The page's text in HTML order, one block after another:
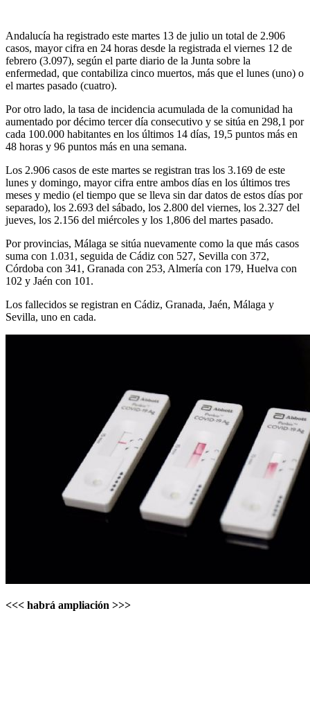
Andalucía ha registrado este martes 13 de julio un total de 2.906
casos, mayor cifra en 24 horas desde la registrada el viernes 12 de
febrero (3.097), según el parte diario de la Junta sobre la
enfermedad, que contabiliza cinco muertos, más que el lunes (uno) o
el martes pasado (cuatro).
Por otro lado, la tasa de incidencia acumulada de la comunidad ha
aumentado por décimo tercer día consecutivo y se sitúa en 298,1 por
cada 100.000 habitantes en los últimos 14 días, 19,5 puntos más en
48 horas y 96 puntos más en una semana.
Los 2.906 casos de este martes se registran tras los 3.169 de este
lunes y domingo, mayor cifra entre ambos días en los últimos tres
meses y medio (el tiempo que se lleva sin dar datos de estos días por
separado), los 2.693 del sábado, los 2.800 del viernes, los 2.327 del
jueves, los 2.156 del miércoles y los 1,806 del martes pasado.
Por provincias, Málaga se sitúa nuevamente como la que más casos
suma con 1.031, seguida de Cádiz con 527, Sevilla con 372,
Córdoba con 341, Granada con 253, Almería con 179, Huelva con
102 y Jaén con 101.
Los fallecidos se registran en Cádiz, Granada, Jaén, Málaga y
Sevilla, uno en cada.
<<< habrá ampliación >>>